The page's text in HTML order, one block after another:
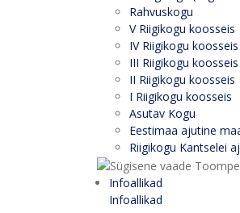
Rahvuskogu
V Riigikogu koosseis
IV Riigikogu koosseis
III Riigikogu koosseis
II Riigikogu koosseis
I Riigikogu koosseis
Asutav Kogu
Eestimaa ajutine
Riigikogu Kantselei
Infoallikad
Infoallikad